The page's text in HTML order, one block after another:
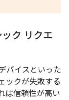
ク リクエ
バイスといった
ックが失敗する
ば信頼性が高い